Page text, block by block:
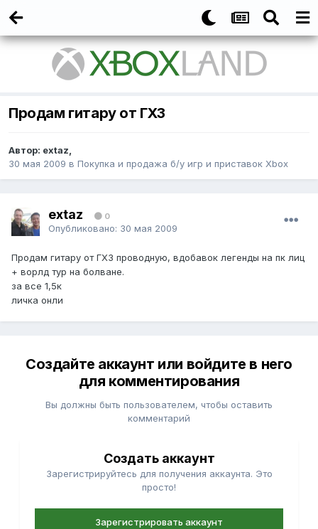
Продам гитару от ГХ3
Автор: extaz,
30 мая 2009 в Покупка и продажа б/у игр и приставок Xbox
extaz 0
Опубликовано: 30 мая 2009
Продам гитару от ГХ3 проводную, вдобавок легенды на пк лиц
+ ворлд тур на болване.
за все 1,5к
личка онли
Создайте аккаунт или войдите в него
для комментирования
Вы должны быть пользователем, чтобы оставить
комментарий
Создать аккаунт
Зарегистрируйтесь для получения аккаунта. Это
просто!
Зарегистрировать аккаунт